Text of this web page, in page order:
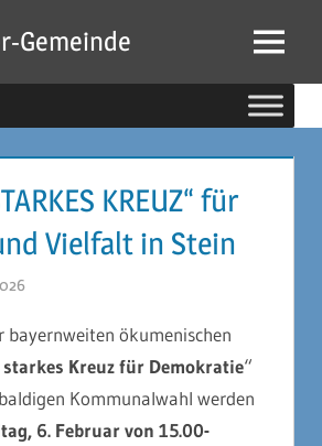
Gemeinde Menu
KREUZ“ für
Vielfalt in Stein
bayernweiten ökumenischen
starkes Kreuz für Demokratie“
Kommunalwahl werden
6. Februar von 15.00-